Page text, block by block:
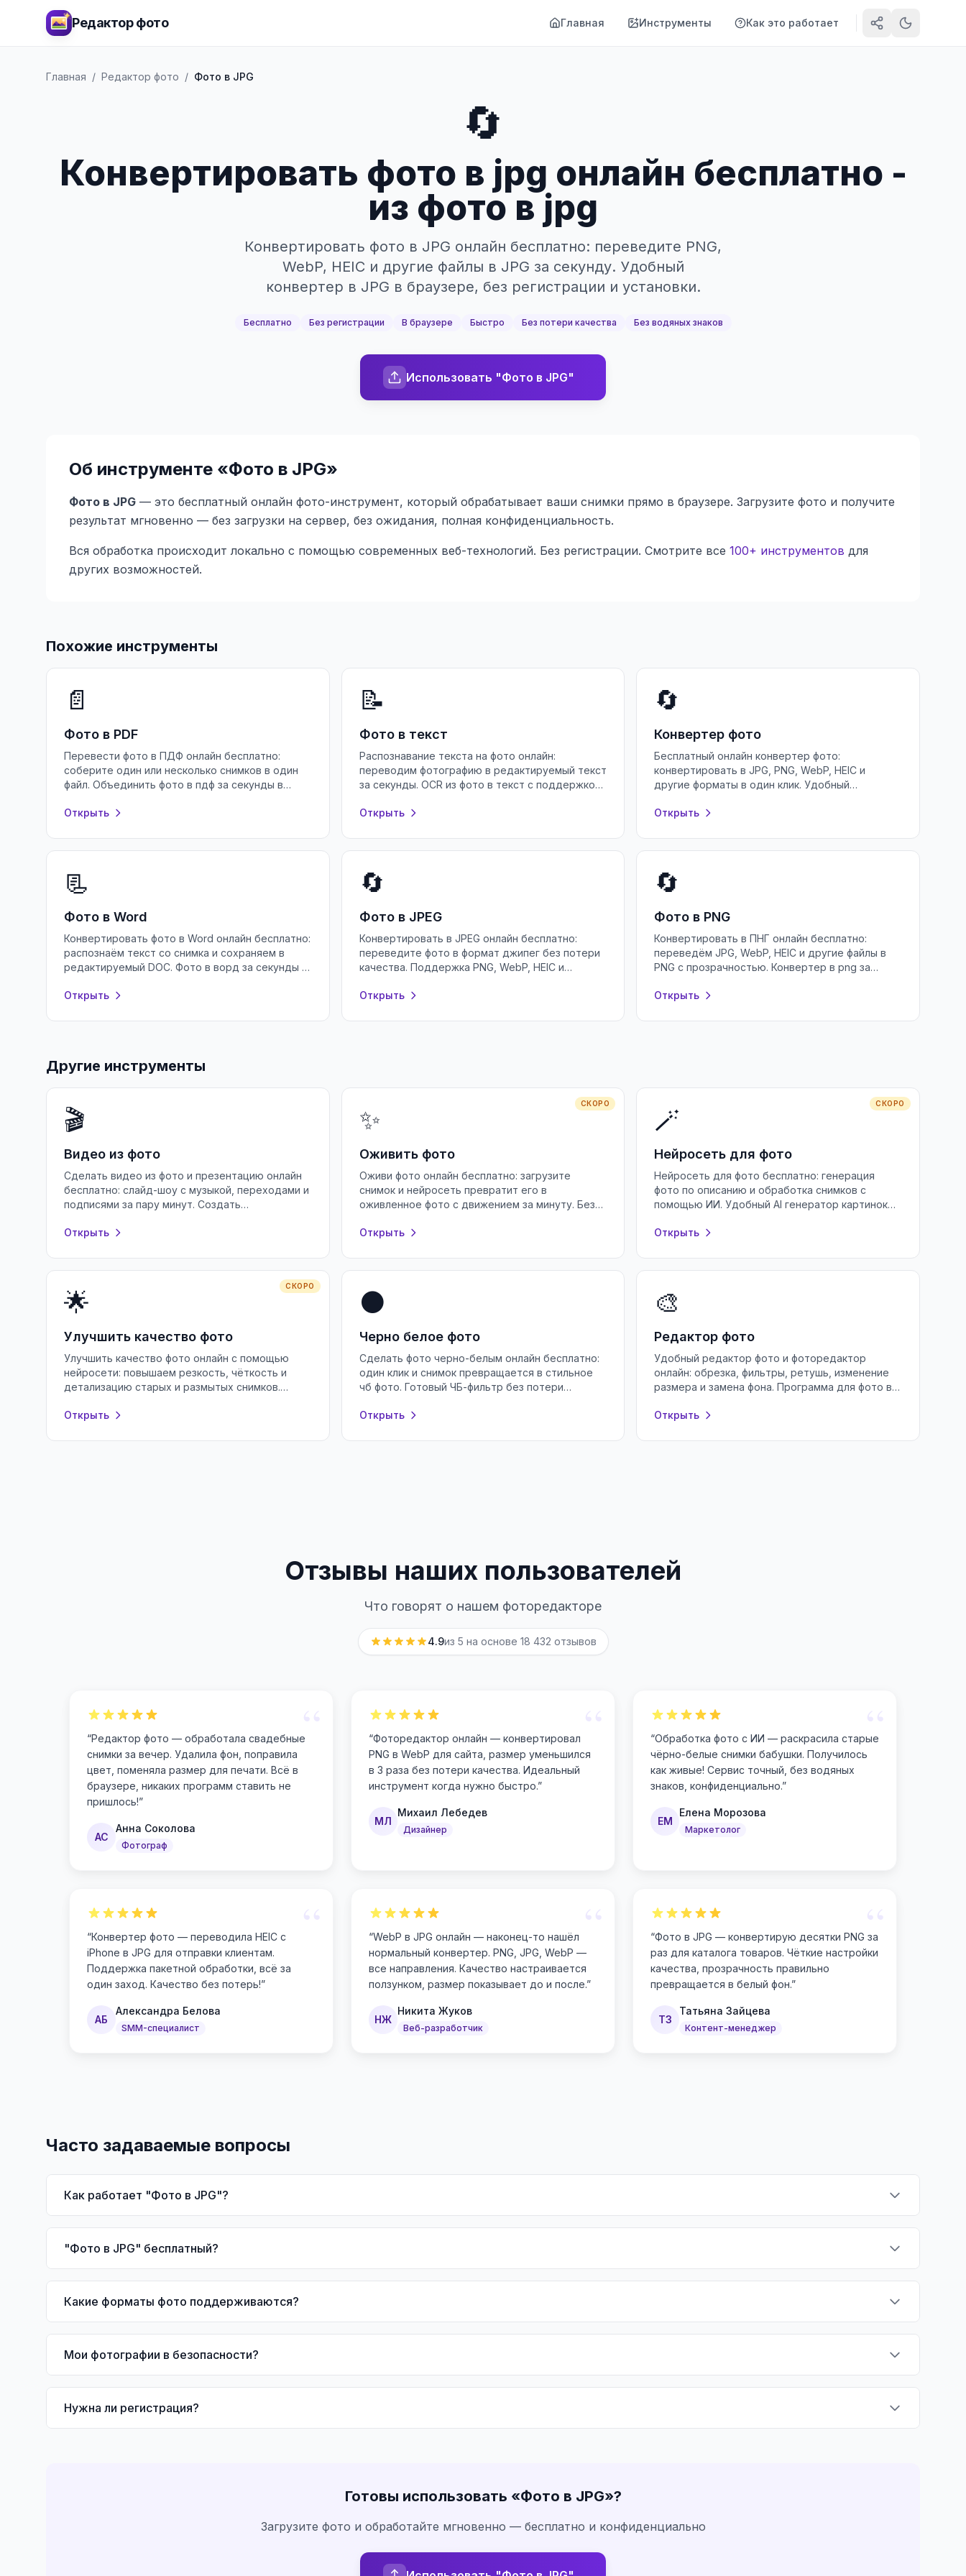
Редактор фото Главная Инструменты Как это работает
Главная / Редактор фото / Фото в JPG
🔄
Конвертировать фото в jpg онлайн бесплатно -
из фото в jpg
Конвертировать фото в JPG онлайн бесплатно: переведите PNG,
WebP, HEIC и другие файлы в JPG за секунду. Удобный
конвертер в JPG в браузере, без регистрации и установки.
Бесплатно Без регистрации В браузере Быстро Без потери качества Без водяных знаков
Использовать "Фото в JPG"
Об инструменте «Фото в JPG»
Фото в JPG — это бесплатный онлайн фото-инструмент, который обрабатывает ваши снимки прямо в браузере. Загрузите фото и получите
результат мгновенно — без загрузки на сервер, без ожидания, полная конфиденциальность.
Вся обработка происходит локально с помощью современных веб-технологий. Без регистрации. Смотрите все 100+ инструментов для
других возможностей.
Похожие инструменты
📄
Фото в PDF
Перевести фото в ПДФ онлайн бесплатно:
соберите один или несколько снимков в один
файл. Объединить фото в пдф за секунды в
программ.
Открыть
📝
Фото в текст
Распознавание текста на фото онлайн:
переводим фотографию в редактируемый текст
за секунды. OCR из фото в текст с поддержкой
Открыть
🔄
Конвертер фото
Бесплатный онлайн конвертер фото:
конвертировать в JPG, PNG, WebP, HEIC и
другие форматы в один клик. Удобный
регистрации.
Открыть
📃
Фото в Word
Конвертировать фото в Word онлайн бесплатно:
распознаём текст со снимка и сохраняем в
редактируемый DOC. Фото в ворд за секунды в
Открыть
🔄
Фото в JPEG
Конвертировать в JPEG онлайн бесплатно:
переведите фото в формат джипег без потери
качества. Поддержка PNG, WebP, HEIC и
регистрации.
Открыть
🔄
Фото в PNG
Конвертировать в ПНГ онлайн бесплатно:
переведём JPG, WebP, HEIC и другие файлы в
PNG с прозрачностью. Конвертер в png за
установки.
Открыть
Другие инструменты
🎬
Видео из фото
Сделать видео из фото и презентацию онлайн
бесплатно: слайд-шоу с музыкой, переходами и
подписями за пару минут. Создать
Открыть
СКОРО
✨
Оживить фото
Оживи фото онлайн бесплатно: загрузите
снимок и нейросеть превратит его в
оживленное фото с движением за минуту. Без
браузере.
Открыть
СКОРО
🪄
Нейросеть для фото
Нейросеть для фото бесплатно: генерация
фото по описанию и обработка снимков с
помощью ИИ. Удобный AI генератор картинок
Открыть
СКОРО
🌟
Улучшить качество фото
Улучшить качество фото онлайн с помощью
нейросети: повышаем резкость, чёткость и
детализацию старых и размытых снимков.
Открыть
⚫
Черно белое фото
Сделать фото черно-белым онлайн бесплатно:
один клик и снимок превращается в стильное
чб фото. Готовый ЧБ-фильтр без потери
Открыть
🎨
Редактор фото
Удобный редактор фото и фоторедактор
онлайн: обрезка, фильтры, ретушь, изменение
размера и замена фона. Программа для фото в
Открыть
Отзывы наших пользователей
Что говорят о нашем фоторедакторе
4.9из 5 на основе 18 432 отзывов
“
“Редактор фото — обработала свадебные
снимки за вечер. Удалила фон, поправила
цвет, поменяла размер для печати. Всё в
браузере, никаких программ ставить не
пришлось!”
АС
Анна Соколова
Фотограф
“Фоторедактор онлайн — конвертировал
PNG в WebP для сайта, размер уменьшился
в 3 раза без потери качества. Идеальный
инструмент когда нужно быстро.”
МЛ
Михаил Лебедев
Дизайнер
“
“Обработка фото с ИИ — раскрасила старые
чёрно-белые снимки бабушки. Получилось
как живые! Сервис точный, без водяных
знаков, конфиденциально.”
ЕМ
Елена Морозова
Маркетолог
“Конвертер фото — переводила HEIC с
iPhone в JPG для отправки клиентам.
Поддержка пакетной обработки, всё за
один заход. Качество без потерь!”
АБ
Александра Белова
SMM-специалист
“WebP в JPG онлайн — наконец-то нашёл
нормальный конвертер. PNG, JPG, WebP —
все направления. Качество настраивается
ползунком, размер показывает до и после.”
НЖ
Никита Жуков
Веб-разработчик
“
“Фото в JPG — конвертирую десятки PNG за
раз для каталога товаров. Чёткие настройки
качества, прозрачность правильно
превращается в белый фон.”
ТЗ
Татьяна Зайцева
Контент-менеджер
Часто задаваемые вопросы
Как работает "Фото в JPG"?
"Фото в JPG" бесплатный?
Какие форматы фото поддерживаются?
Мои фотографии в безопасности?
Нужна ли регистрация?
Готовы использовать «Фото в JPG»?
Загрузите фото и обработайте мгновенно — бесплатно и конфиденциально